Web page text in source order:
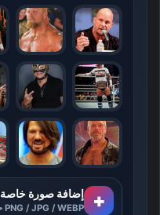
+ إضافة صورة خاصة
PNG / JPG / WEBP حتى 2MB